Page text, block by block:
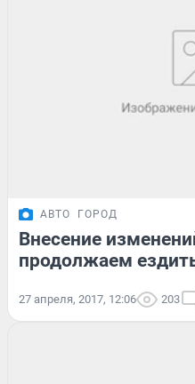
АВТО ГОРОД
Внесение
продолжаем
27 апреля, 2017, 12:06 203